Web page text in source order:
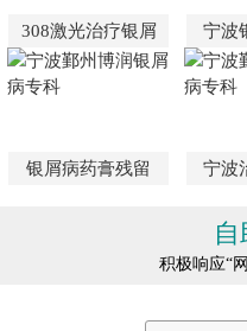
308激光治疗银屑 宁波
银屑病药膏残留 宁波
积极响应“